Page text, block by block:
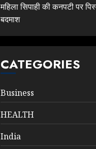
महिला सिपाही की कनपटी पर
बदमाश
CATEGORIES
Business
HEALTH
India